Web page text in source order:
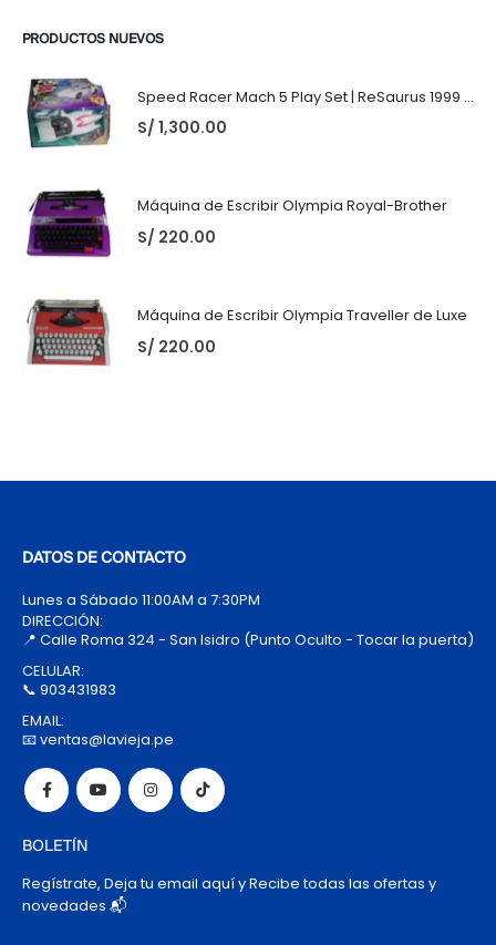
PRODUCTOS NUEVOS
Speed Racer Mach 5 Play Set | ReSaurus 1999 | Meteoro
S/ 1,300.00
Máquina de Escribir Olympia Royal-Brother
S/ 220.00
Máquina de Escribir Olympia Traveller de Luxe
S/ 220.00
DATOS DE CONTACTO
Lunes a Sábado 11:00AM a 7:30PM
DIRECCIÓN:
📍 Calle Roma 324 - San Isidro (Punto Oculto - Tocar la puerta)
CELULAR:
📞 903431983
EMAIL:
📧 ventas@lavieja.pe
BOLETÍN
Regístrate, Deja tu email aquí y Recibe todas las ofertas y
novedades 📬